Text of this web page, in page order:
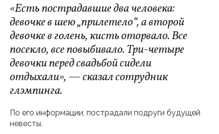
«Есть пострадавшие два человека:
девочке в шею „прилетело“, а второй
девочке в голень, кисть оторвало. Все
посекло, все повыбивало. Три-четыре
девочки перед свадьбой сидели
отдыхали», — сказал сотрудник
глэмпинга.
По его информации, пострадали подруги будущей
невесты.